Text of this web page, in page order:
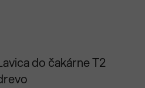
do čakárne T2